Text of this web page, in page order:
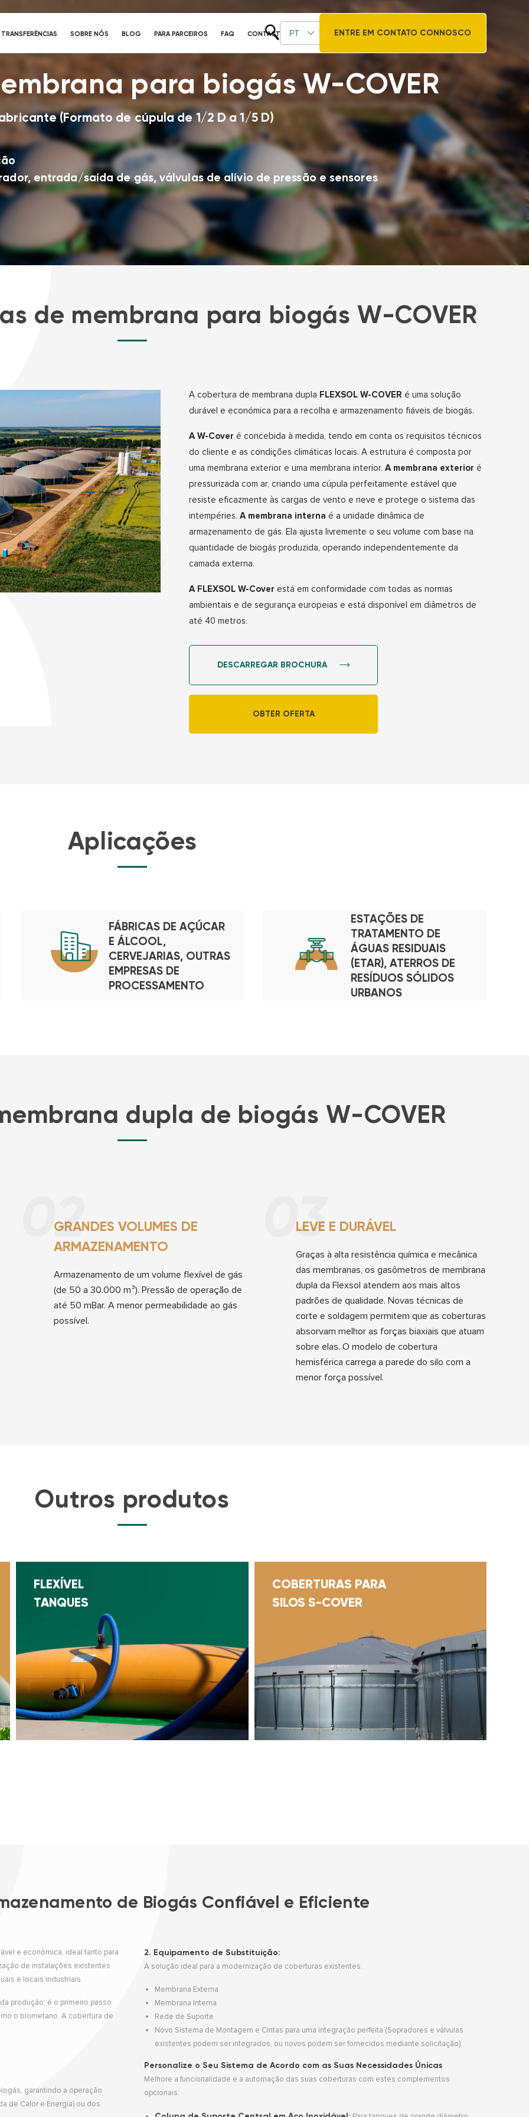
PT
TRANSFERÊNCIAS SOBRE NÓS BLOG PARA PARCEIROS FAQ CONTACTO ENTRE EM CONTATO CONNOSCO
para biogás W-COVER
(Formato de cúpula de 1/2 D a 1/5 D)
entrada/saída de gás, válvulas de alívio de pressão e sensores
de membrana para biogás W-COVER
A cobertura de membrana dupla FLEXSOL W-COVER é uma solução
durável e económica para a recolha e armazenamento fiáveis de biogás.
A W-Cover é concebida à medida, tendo em conta os requisitos técnicos
do cliente e as condições climáticas locais. A estrutura é composta por
uma membrana exterior e uma membrana interior.A membrana exterior é
pressurizada com ar, criando uma cúpula perfeitamente estável que
resiste eficazmente às cargas de vento e neve e protege o sistema das
intempéries.A membrana interna é a unidade dinâmica de
armazenamento de gás. Ela ajusta livremente o seu volume com base na
quantidade de biogás produzida, operando independentemente da
camada externa.
A FLEXSOL W-Cover está em conformidade com todas as normas
ambientais e de segurança europeias e está disponível em diâmetros de
até 40 metros.
DESCARREGAR BROCHURA
OBTER OFERTA
Aplicações
FÁBRICAS DE AÇÚCAR
E ÁLCOOL,
CERVEJARIAS, OUTRAS
EMPRESAS DE
PROCESSAMENTO
ESTAÇÕES DE
TRATAMENTO DE
ÁGUAS RESIDUAIS
(ETAR), ATERROS DE
RESÍDUOS SÓLIDOS
URBANOS
dupla de biogás W-COVER
02
GRANDES VOLUMES DE
ARMAZENAMENTO
Armazenamento de um volume flexível de gás
(de 50 a 30.000 m³). Pressão de operação de
até 50 mBar. A menor permeabilidade ao gás
possível.
03
LEVE E DURÁVEL
Graças à alta resistência química e mecânica
das membranas, os gasômetros de membrana
dupla da Flexsol atendem aos mais altos
padrões de qualidade. Novas técnicas de
corte e soldagem permitem que as coberturas
absorvam melhor as forças biaxiais que atuam
sobre elas. O modelo de cobertura
hemisférica carrega a parede do silo com a
menor força possível.
Outros produtos
FLEXÍVEL
TANQUES
COBERTURAS PARA
SILOS S-COVER
de Biogás Confiável e Eficiente
e econômica, ideal tanto para
de instalações existentes
e locais industriais.
produção; é o primeiro passo
o biometano. A cobertura de
garantindo a operação
de Calor e Energia) ou dos
2. Equipamento de Substituição:
A solução ideal para a modernização de coberturas existentes.
Membrana Externa
Membrana Interna
Rede de Suporte
Novo Sistema de Montagem e Cintas para uma integração perfeita (Sopradores e válvulas
existentes podem ser integrados, ou novos podem ser fornecidos mediante solicitação).
Personalize o Seu Sistema de Acordo com as Suas Necessidades Únicas
Melhore a funcionalidade e a automação das suas coberturas com estes complementos
opcionais: